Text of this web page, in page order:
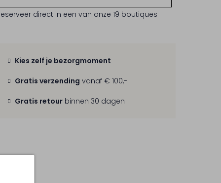
direct in een van onze 19 boutiques
Kies zelf je bezorgmoment
Gratis verzending vanaf € 100,-
Gratis retour binnen 30 dagen